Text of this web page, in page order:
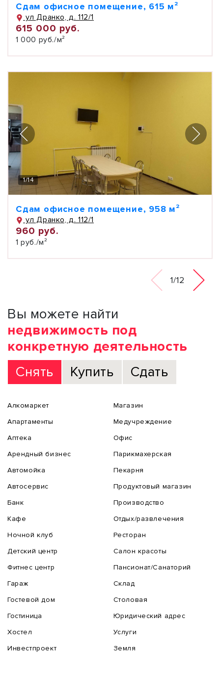
Сдам офисное помещение, 615 м²
ул Дранко, д. 112/1
615 000 руб.
1 000 руб./м²
1/14
Сдам офисное помещение, 958 м²
ул Дранко, д. 112/1
960 руб.
1 руб./м²
1/12
Вы можете найти
недвижимость под
конкретную деятельность
Снять
Купить Сдать
Алкомаркет
Апартаменты
Аптека
Арендный бизнес
Автомойка
Автосервис
Банк
Кафе
Ночной клуб
Детский центр
Фитнес центр
Гараж
Гостевой дом
Гостиница
Хостел
Инвестпроект
Магазин
Медучреждение
Офис
Парикмахерская
Пекарня
Продуктовый магазин
Производство
Отдых/развлечения
Ресторан
Салон красоты
Пансионат/Санаторий
Склад
Столовая
Юридический адрес
Услуги
Земля